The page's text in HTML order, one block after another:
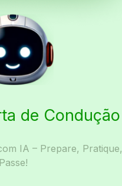
de Condução
IA – Prepare, Pratique,
Passe!